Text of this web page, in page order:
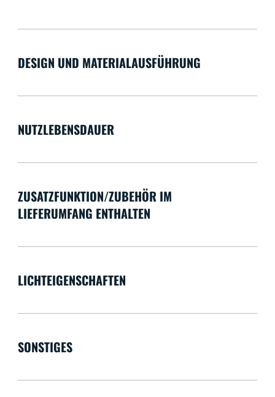
DESIGN UND MATERIALAUSFÜHRUNG
NUTZLEBENSDAUER
ZUSATZFUNKTION/ZUBEHÖR IM
LIEFERUMFANG ENTHALTEN
LICHTEIGENSCHAFTEN
SONSTIGES